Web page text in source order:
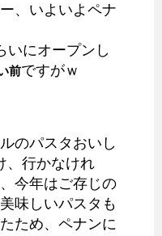
、いよいよペナ
いにオープンし
前ですがｗ
のパスタおいし
、行かなけれ
今年はご存じの
味しいパスタも
ため、ペナンに